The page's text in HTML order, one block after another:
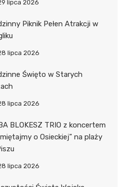
lipca 2026
Piknik Pełen Atrakcji w
lipca 2026
Święto w Starych
lipca 2026
BLOKESZ TRIO z koncertem
o Osieckiej” na plaży
lipca 2026